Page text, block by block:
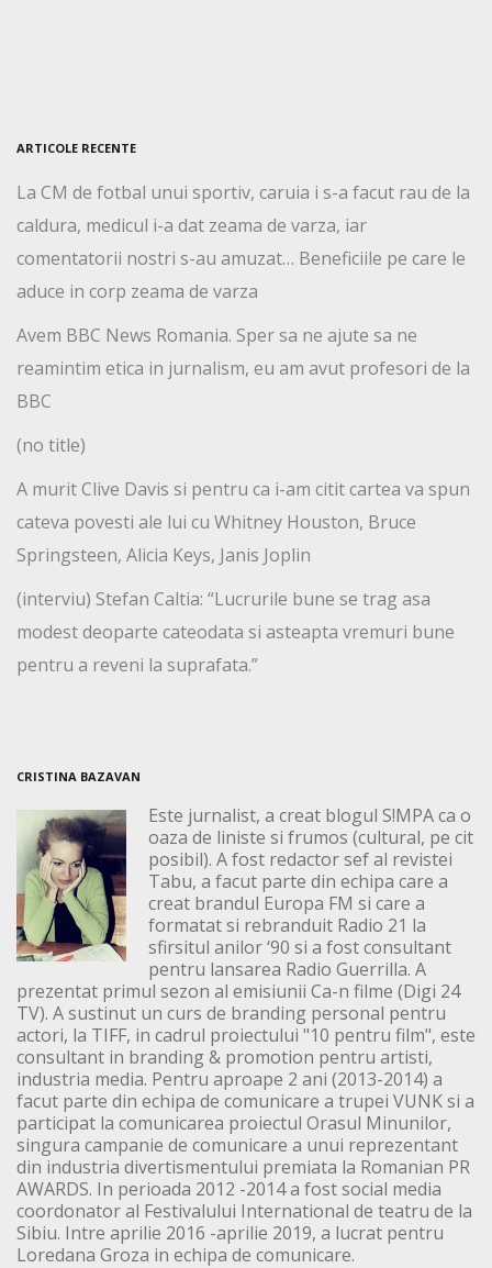
ARTICOLE RECENTE
La CM de fotbal unui sportiv, caruia i s-a facut rau de la
caldura, medicul i-a dat zeama de varza, iar
comentatorii nostri s-au amuzat… Beneficiile pe care le
aduce in corp zeama de varza
Avem BBC News Romania. Sper sa ne ajute sa ne
reamintim etica in jurnalism, eu am avut profesori de la
BBC
(no title)
A murit Clive Davis si pentru ca i-am citit cartea va spun
cateva povesti ale lui cu Whitney Houston, Bruce
Springsteen, Alicia Keys, Janis Joplin
(interviu) Stefan Caltia: “Lucrurile bune se trag asa
modest deoparte cateodata si asteapta vremuri bune
pentru a reveni la suprafata.”
CRISTINA BAZAVAN
Este jurnalist, a creat blogul S!MPA ca o
oaza de liniste si frumos (cultural, pe cit
posibil). A fost redactor sef al revistei
Tabu, a facut parte din echipa care a
creat brandul Europa FM si care a
formatat si rebranduit Radio 21 la
sfirsitul anilor ‘90 si a fost consultant
pentru lansarea Radio Guerrilla. A
prezentat primul sezon al emisiunii Ca-n filme (Digi 24
TV). A sustinut un curs de branding personal pentru
actori, la TIFF, in cadrul proiectului "10 pentru film", este
consultant in branding & promotion pentru artisti,
industria media. Pentru aproape 2 ani (2013-2014) a
facut parte din echipa de comunicare a trupei VUNK si a
participat la comunicarea proiectul Orasul Minunilor,
singura campanie de comunicare a unui reprezentant
din industria divertismentului premiata la Romanian PR
AWARDS. In perioada 2012 -2014 a fost social media
coordonator al Festivalului International de teatru de la
Sibiu. Intre aprilie 2016 -aprilie 2019, a lucrat pentru
Loredana Groza in echipa de comunicare.